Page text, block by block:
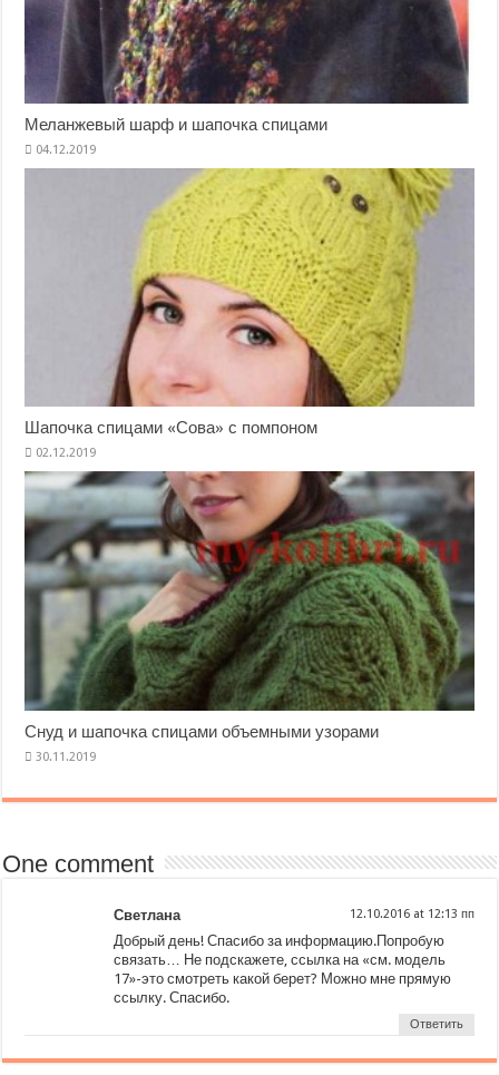
Меланжевый шарф и шапочка спицами
Шапочка спицами «Сова» с помпоном
Снуд и шапочка спицами объемными узорами
One comment
Светлана at
Добрый день! Спасибо за информацию.Попробую
связать… Не подскажете, ссылка на «см. модель
17»-это смотреть какой берет? Можно мне прямую
ссылку. Спасибо.
Ответить